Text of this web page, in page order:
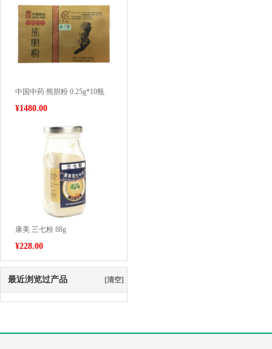
中国中药 熊胆粉 0.25g*10瓶
¥1480.00
康美 三七粉 88g
¥228.00
最近浏览过产品 [清空]
我要提问